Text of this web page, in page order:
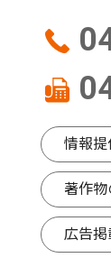
情報提
著作
広告掲